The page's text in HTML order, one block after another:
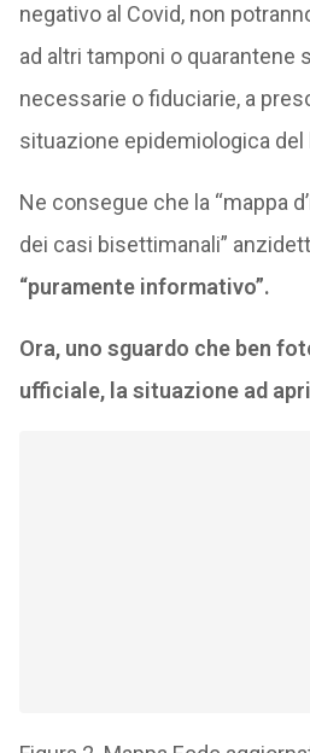
negativo al Covid, non
ad altri tamponi o quarantene
necessarie o fiduciarie, a
situazione epidemiologica del
Ne consegue che la “mappa
dei casi bisettimanali”
“puramente informativo”.
Ora, uno sguardo che ben
ufficiale, la situazione ad